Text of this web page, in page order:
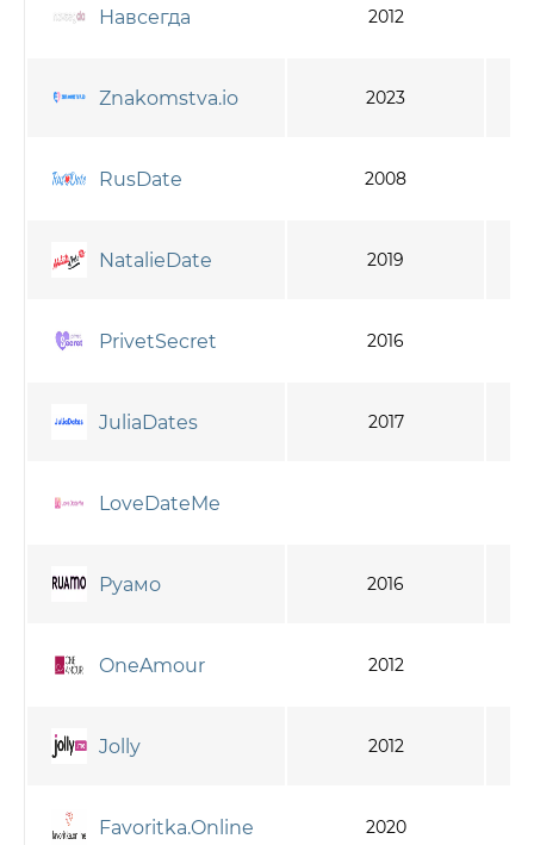
Навсегда 2012
Znakomstva.io 2023
RusDate 2008
NatalieDate 2019
PrivetSecret 2016
JuliaDates 2017
LoveDateMe
Руамо 2016
OneAmour 2012
Jolly 2012
Favoritka.Online 2020